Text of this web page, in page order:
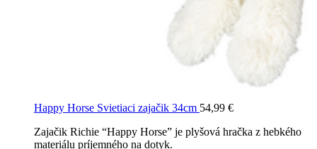
Happy Horse Svietiaci zajačik 34cm 54,99 €
Zajačik Richie “Happy Horse” je plyšová hračka z hebkého
materiálu príjemného na dotyk.